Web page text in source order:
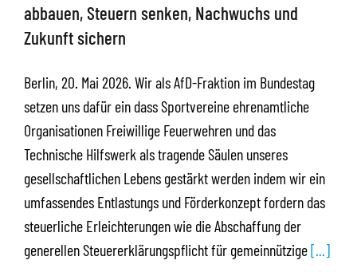
abbauen, Steuern senken, Nachwuchs und
Zukunft sichern
Berlin, 20. Mai 2026. Wir als AfD-Fraktion im Bundestag
setzen uns dafür ein dass Sportvereine ehrenamtliche
Organisationen Freiwillige Feuerwehren und das
Technische Hilfswerk als tragende Säulen unseres
gesellschaftlichen Lebens gestärkt werden indem wir ein
umfassendes Entlastungs und Förderkonzept fordern das
steuerliche Erleichterungen wie die Abschaffung der
generellen Steuererklärungspflicht für gemeinnützige[...]